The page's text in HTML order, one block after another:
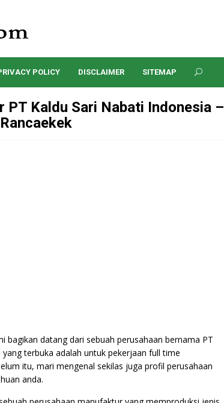
POLICY DISCLAIMER SITEMAP
PT Kaldu Sari Nabati Indonesia –
Rancaekek
bagikan datang dari sebuah perusahaan bernama PT
terbuka adalah untuk pekerjaan full time
itu, mari mengenal sekilas juga profil perusahaan
anda.